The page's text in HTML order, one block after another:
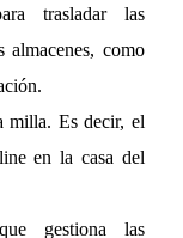
trasladar las
almacenes, como
milla. Es decir, el
en la casa del
gestiona las